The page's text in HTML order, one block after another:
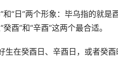
和“日”两个形象：毕乌指的就
酉”和“辛酉”这两个最合适。
生在癸酉日、辛酉日，或者癸